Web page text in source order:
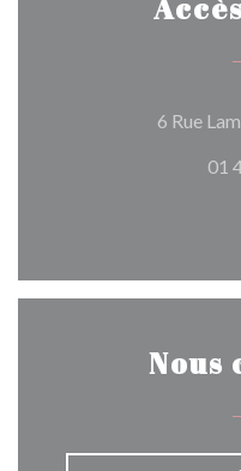
6 Rue
01
Nous